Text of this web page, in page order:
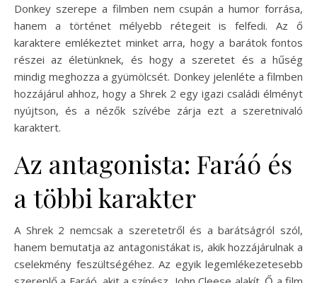
Donkey szerepe a filmben nem csupán a humor forrása,
hanem a történet mélyebb rétegeit is felfedi. Az ő
karaktere emlékeztet minket arra, hogy a barátok fontos
részei az életünknek, és hogy a szeretet és a hűség
mindig meghozza a gyümölcsét. Donkey jelenléte a filmben
hozzájárul ahhoz, hogy a Shrek 2 egy igazi családi élményt
nyújtson, és a nézők szívébe zárja ezt a szeretnivaló
karaktert.
Az antagonista: Faráó és
a többi karakter
A Shrek 2 nemcsak a szeretetről és a barátságról szól,
hanem bemutatja az antagonistákat is, akik hozzájárulnak a
cselekmény feszültségéhez. Az egyik legemlékezetesebb